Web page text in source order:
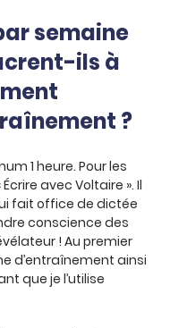
semaine
ils à
?
1 heure. Pour les
avec Voltaire ». Il
fait office de dictée
conscience des
! Au premier
d’entraînement ainsi
que je l’utilise